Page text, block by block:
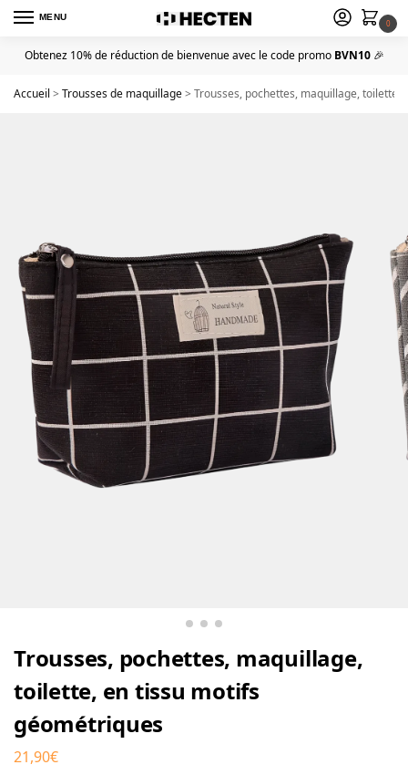
MENU
0
Obtenez 10% de réduction de bienvenue avec le code promo BVN10🎉
Accueil > Trousses de maquillage> Trousses, pochettes, maquillage, toilette,
Trousses, pochettes, maquillage,
toilette, en tissu motifs
géométriques
21,90€